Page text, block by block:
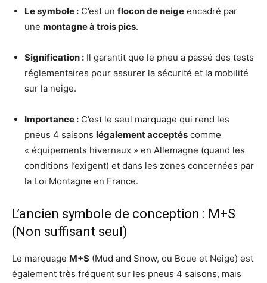
Le symbole : C’est un flocon de neige encadré par
une montagne à trois pics.
Signification : Il garantit que le pneu a passé des tests
réglementaires pour assurer la sécurité et la mobilité
sur la neige.
Importance : C’est le seul marquage qui rend les
pneus 4 saisons légalement acceptés comme
« équipements hivernaux » en Allemagne (quand les
conditions l’exigent) et dans les zones concernées par
la Loi Montagne en France.
L’ancien symbole de conception : M+S
(Non suffisant seul)
Le marquage M+S (Mud and Snow, ou Boue et Neige) est
également très fréquent sur les pneus 4 saisons, mais